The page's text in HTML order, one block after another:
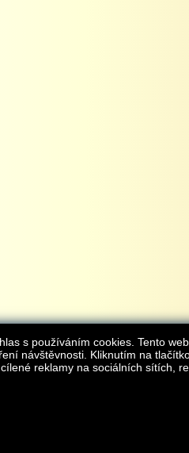
je
s používáním cookies. Tento
návštěvnosti. Kliknutím na
reklamy na sociálních sítích,